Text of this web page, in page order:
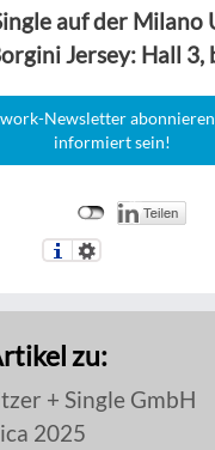
auf der Milano
Jersey: Hall 3,
Newsletter
informiert sein!
zu:
+ Single GmbH
2025